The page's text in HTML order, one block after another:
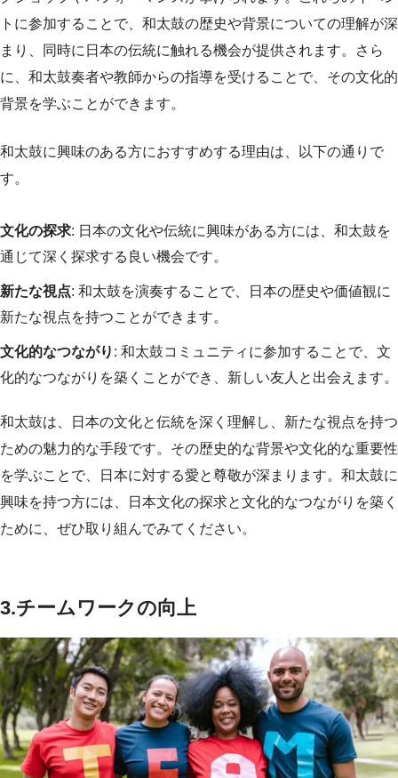
トに参加することで、和太鼓の歴史や背景についての理解が深
まり、同時に日本の伝統に触れる機会が提供されます。さら
に、和太鼓奏者や教師からの指導を受けることで、その文化的
背景を学ぶことができます。
和太鼓に興味のある方におすすめする理由は、以下の通りで
す。
文化の探求: 日本の文化や伝統に興味がある方には、和太鼓を
通じて深く探求する良い機会です。
新たな視点: 和太鼓を演奏することで、日本の歴史や価値観に
新たな視点を持つことができます。
文化的なつながり : 和太鼓コミュニティに参加することで、文
化的なつながりを築くことができ、新しい友人と出会えます。
和太鼓は、日本の文化と伝統を深く理解し、新たな視点を持つ
ための魅力的な手段です。その歴史的な背景や文化的な重要性
を学ぶことで、日本に対する愛と尊敬が深まります。和太鼓に
興味を持つ方には、日本文化の探求と文化的なつながりを築く
ために、ぜひ取り組んでみてください。
3.チームワークの向上